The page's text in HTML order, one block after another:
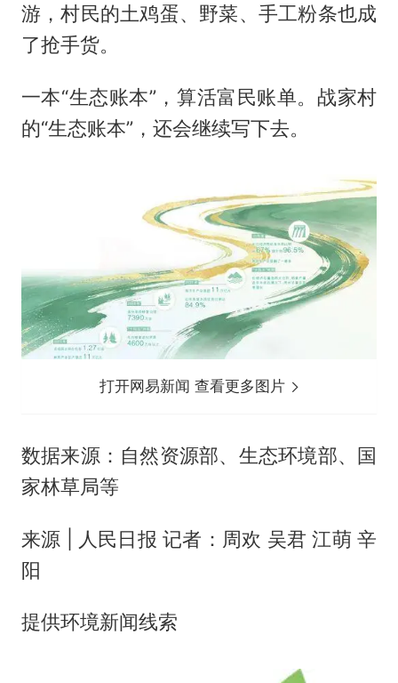
游，村民的土鸡蛋、野菜、手工粉条也成
了抢手货。
一本“生态账本”，算活富民账单。战家村
的“生态账本”，还会继续写下去。
打开网易新闻 查看更多图片
数据来源：自然资源部、生态环境部、国
家林草局等
来源 | 人民日报 记者：周欢 吴君 江萌 辛
阳
提供环境新闻线索